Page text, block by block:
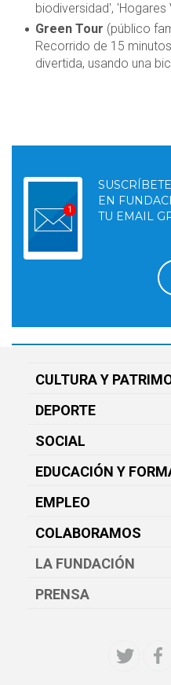
biodiversidad',
Green Tour (público
Recorrido de 15
divertida, usando una
EN
TU EMAIL
CULTURA Y
DEPORTE
SOCIAL
EDUCACIÓN Y
EMPLEO
COLABORAMOS
LA FUNDACIÓN
PRENSA